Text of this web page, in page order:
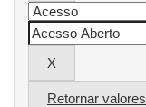
Retornar valores